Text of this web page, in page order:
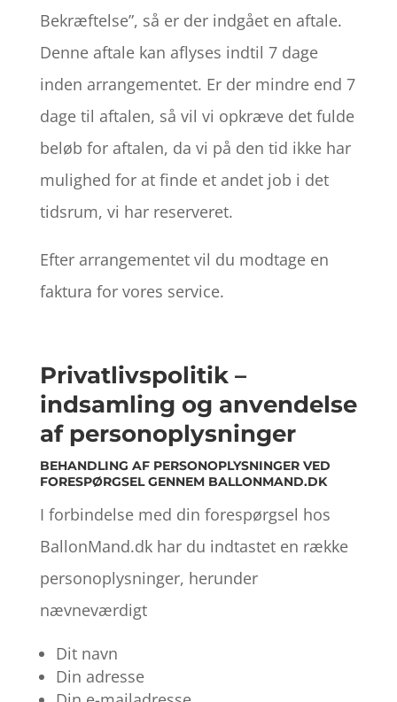
Bekræftelse”, så er der indgået en aftale.
Denne aftale kan aflyses indtil 7 dage
inden arrangementet. Er der mindre end 7
dage til aftalen, så vil vi opkræve det fulde
beløb for aftalen, da vi på den tid ikke har
mulighed for at finde et andet job i det
tidsrum, vi har reserveret.
Efter arrangementet vil du modtage en
faktura for vores service.
Privatlivspolitik –
indsamling og anvendelse
af personoplysninger
BEHANDLING AF PERSONOPLYSNINGER VED
FORESPØRGSEL GENNEM BALLONMAND.DK
I forbindelse med din forespørgsel hos
BallonMand.dk har du indtastet en række
personoplysninger, herunder
nævneværdigt
Dit navn
Din adresse